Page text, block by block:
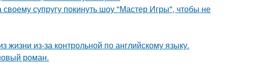
супругу покинуть шоу "Мастер Игры", чтобы не
из-за контрольной по английскому языку.
роман.